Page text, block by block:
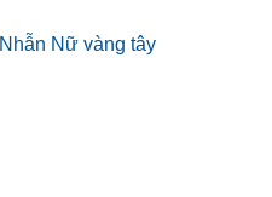
Nhẫn Nữ vàng tây